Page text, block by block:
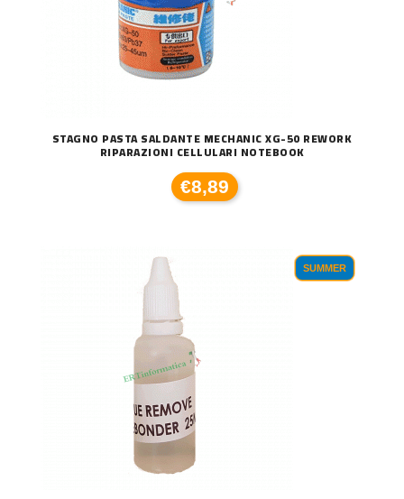
STAGNO PASTA SALDANTE MECHANIC XG-50 REWORK
RIPARAZIONI CELLULARI NOTEBOOK
€8,89
SUMMER